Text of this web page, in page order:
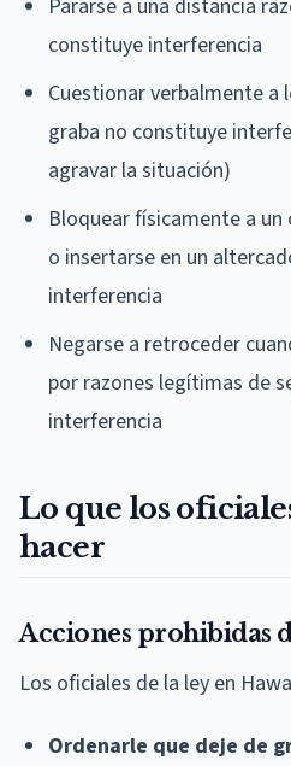
Pararse a una distancia
constituye interferencia
Cuestionar verbalmente a
graba no constituye
agravar la situación)
Bloquear físicamente a
o insertarse en un
interferencia
Negarse a retroceder
por razones legítimas de
interferencia
Lo que los
hacer
Acciones prohibidas
Los oficiales de la ley en
Ordenarle que deje de